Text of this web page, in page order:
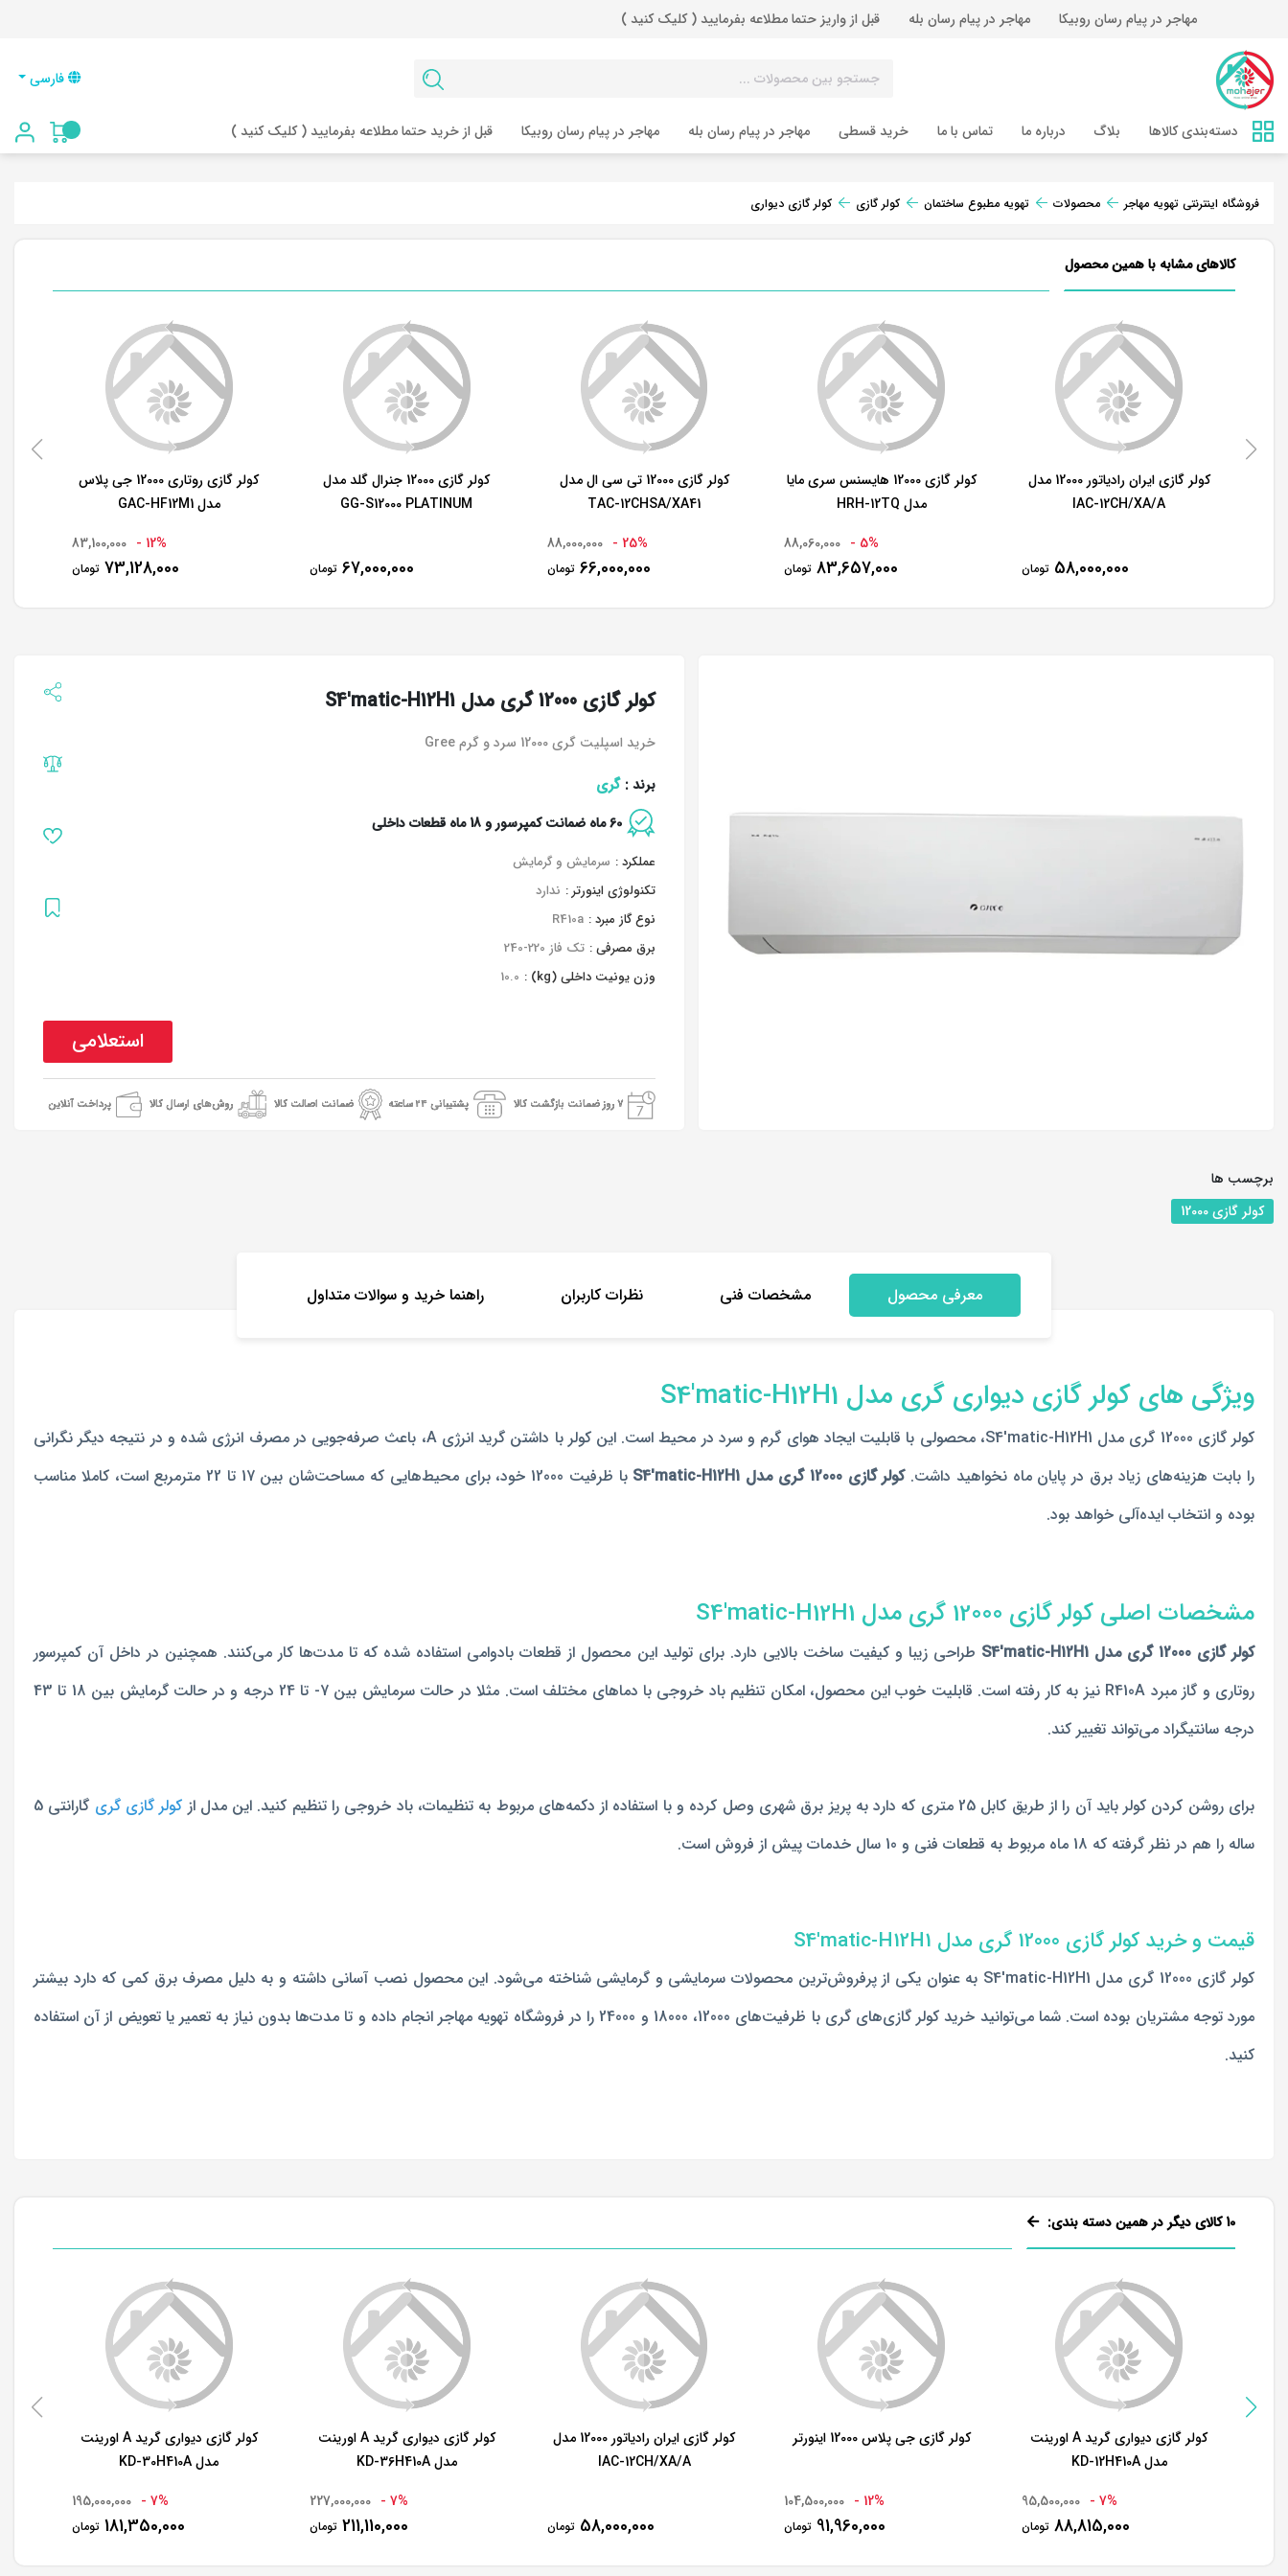
مهاجر در پیام رسان روبیکا مهاجر در پیام رسان بله قبل از واریز حتما مطلاعه بفرمایید ( کلیک کنید )
فارسی
دسته‌بندی کالاها بلاگ درباره ما تماس‌ با ما خرید قسطی مهاجر در پیام رسان بله مهاجر در پیام رسان روبیکا قبل از خرید حتما مطلاعه بفرمایید ( کلیک کنید )
فروشگاه اینترنتی تهویه مهاجر محصولات تهویه مطبوع ساختمان کولر گازی کولر گازی دیواری
کالاهای مشابه با همین محصول
کولر گازی ایران رادیاتور 12000 مدل
IAC-12CH/XA/A
58,000,000 تومان
کولر گازی 12000 هایسنس سری مایا
مدل HRH-12TQ
5% -
88,060,000
83,657,000 تومان
کولر گازی 12000 تی سی ال مدل
TAC-12CHSA/XA41
25% -
88,000,000
66,000,000 تومان
کولر گازی 12000 جنرال گلد مدل
GG-S12000 PLATINUM
67,000,000 تومان
کولر گازی روتاری 12000 جی پلاس
مدل GAC-HF12M1
12% -
83,100,000
73,128,000 تومان
کولر گازی 12000 گری مدل S4'matic-H12H1
خرید اسپلیت گری 12000 سرد و گرم Gree
برند : گری
60 ماه ضمانت کمپرسور و 18 ماه قطعات داخلی
عملکرد : سرمایش و گرمایش
تکنولوژی اینورتر : ندارد
نوع گاز مبرد : R410a
برق مصرفی : تک فاز 220-240
وزن یونیت داخلی (kg) :
10.0
استعلامی
7 روز ضمانت بازگشت کالا پشتیبانی 24 ساعته ضمانت اصالت کالا روش‌های ارسال کالا پرداخت آنلاین
برچسب ها
کولر گازی 12000
معرفی محصول مشخصات فنی نظرات کاربران راهنما خرید و سوالات متداول
ویژگی های کولر گازی دیواری گری مدل S4'matic-H12H1
کولر گازی 12000 گری مدل S4'matic-H12H1، محصولی با قابلیت ایجاد هوای گرم و سرد در محیط است. این کولر با داشتن گرید انرژی A، باعث صرفه‌جویی در مصرف انرژی شده و در نتیجه دیگر نگرانی
را بابت هزینه‌های زیاد برق در پایان ماه نخواهید داشت.کولر گازی 12000 گری مدل S4'matic-H12H1
با ظرفیت 12000 خود، برای محیط‌هایی که مساحت‌شان بین 17 تا 22 مترمربع است، کاملا مناسب
بوده و انتخاب ایده‌آلی خواهد بود.
مشخصات اصلی کولر گازی 12000 گری مدل S4'matic-H12H1
کولر گازی 12000 گری مدل S4'matic-H12H1
طراحی زیبا و کیفیت ساخت بالایی دارد. برای تولید این محصول از قطعات بادوامی استفاده شده که تا مدت‌ها کار می‌کنند. همچنین در داخل آن کمپرسور
روتاری و گاز مبرد R410A نیز به کار رفته است. قابلیت خوب این محصول، امکان تنظیم باد خروجی با دماهای مختلف است. مثلا در حالت سرمایش بین 7- تا 24 درجه و در حالت گرمایش بین 18 تا 43
درجه سانتیگراد می‌تواند تغییر کند.
برای روشن کردن کولر باید آن را از طریق کابل 25 متری که دارد به پریز برق شهری وصل کرده و با استفاده از دکمه‌های مربوط به تنظیمات، باد خروجی را تنظیم کنید. این مدل از کولر گازی گری
گارانتی 5
ساله را هم در نظر گرفته که 18 ماه مربوط به قطعات فنی و 10 سال خدمات پیش از فروش است.
قیمت و خرید کولر گازی 12000 گری مدل S4'matic-H12H1
کولر گازی 12000 گری مدل S4'matic-H12H1 به عنوان یکی از پرفروش‌ترین محصولات سرمایشی و گرمایشی شناخته می‌شود. این محصول نصب آسانی داشته و به دلیل مصرف برق کمی که دارد بیشتر
مورد توجه مشتریان بوده است. شما می‌توانید خرید کولر گازی‌های گری با ظرفیت‌های 12000، 18000 و 24000 را در فروشگاه تهویه مهاجر انجام داده و تا مدت‌ها بدون نیاز به تعمیر یا تعویض از آن استفاده
کنید.
10 کالای دیگر در همین دسته بندی:
کولر گازی دیواری گرید A اورینت
مدل KD-12H410A
7% -
95,500,000
88,815,000 تومان
کولر گازی جی پلاس 12000 اینورتر
12% -
104,500,000
91,960,000 تومان
کولر گازی ایران رادیاتور 12000 مدل
IAC-12CH/XA/A
58,000,000 تومان
کولر گازی دیواری گرید A اورینت
مدل KD-36H410A
7% -
227,000,000
211,110,000 تومان
کولر گازی دیواری گرید A اورینت
مدل KD-30H410A
7% -
195,000,000
181,350,000 تومان